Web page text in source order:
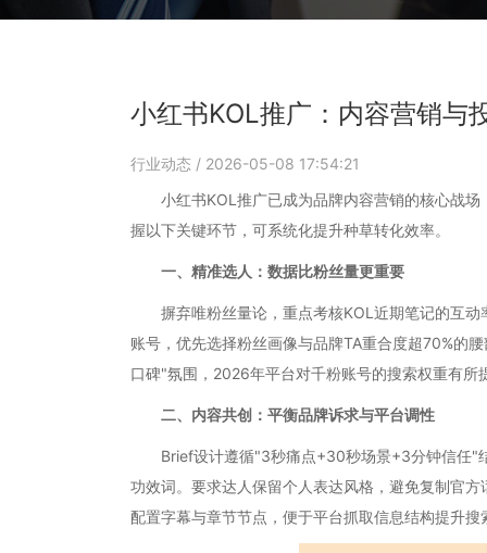
小红书KOL推广：内容营销与
行业动态 / 2026-05-08 17:54:21
小红书KOL推广已成为品牌内容营销的核心战场
握以下关键环节，可系统化提升种草转化效率。
一、精准选人：数据比粉丝量更重要
摒弃唯粉丝量论，重点考核KOL近期笔记的互动
账号，优先选择粉丝画像与品牌TA重合度超70%的
口碑"氛围，2026年平台对千粉账号的搜索权重有所
二、内容共创：平衡品牌诉求与平台调性
Brief设计遵循"3秒痛点+30秒场景+3分钟信任"
功效词。要求达人保留个人表达风格，避免复制官
配置字幕与章节节点，便于平台抓取信息结构提升搜